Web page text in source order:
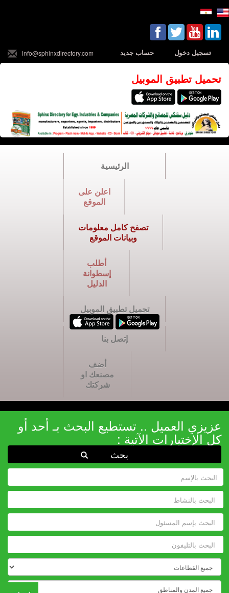
تسجيل دخول حساب جديد info@sphinxdirectory.com
تحميل تطبيق الموبيل
الرئيسية
اعلن على
الموقع
تصفح كامل معلومات
وبيانات الموقع
أطلب
إسطوانة
الدليل
تحميل تطبيق الموبيل
إتصل بنا
أضف
مصنعك او
شركتك
عزيزي العميل .. تستطيع البحث بـ أحد أو
كل الإختيارات الآتية :